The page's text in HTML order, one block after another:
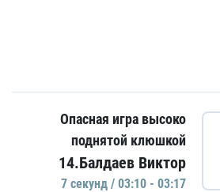
Опасная игра высоко
поднятой клюшкой
14.Балдаев Виктор
7 секунд / 03:10 - 03:17